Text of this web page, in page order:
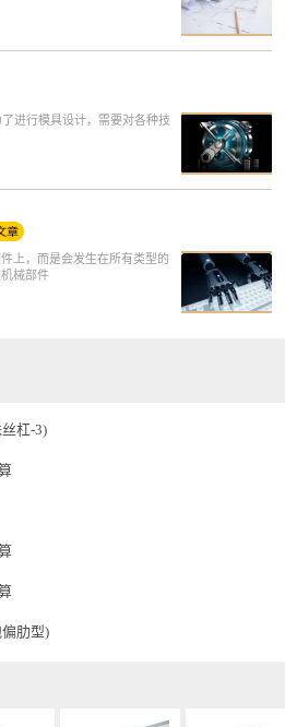
进行模具设计，需要对各种技
上，而是会发生在所有类型的
械部件
杠-3)
肋型)